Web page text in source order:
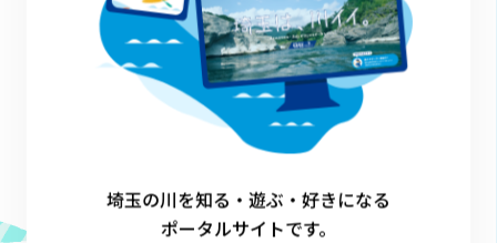
埼玉の川を知る・遊ぶ・好きになる
ポータルサイトです。